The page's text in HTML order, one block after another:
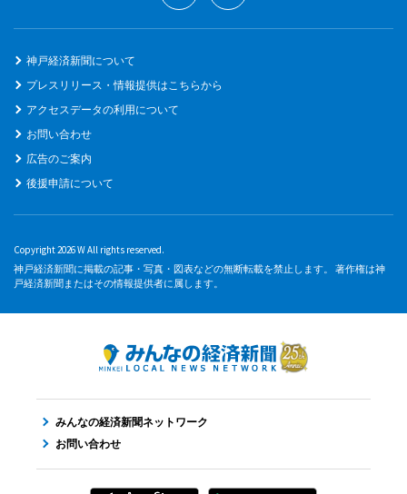
神戸経済新聞について
プレスリリース・情報提供はこちらから
アクセスデータの利用について
お問い合わせ
広告のご案内
後援申請について
Copyright 2026 W All rights reserved.
神戸経済新聞に掲載の記事・写真・図表などの無断転載を禁止します。 著作権は神
戸経済新聞またはその情報提供者に属します。
みんなの経済新聞ネットワーク
お問い合わせ